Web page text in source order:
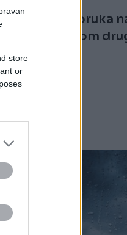
store
or
meni poruka
koji je sa mojom
više